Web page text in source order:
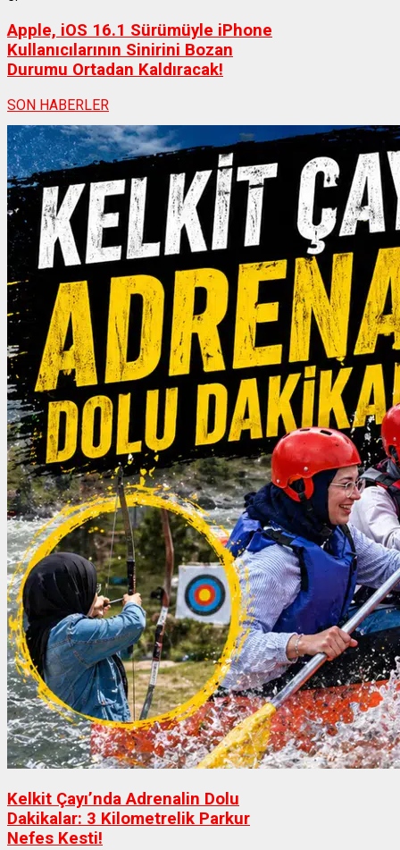
Apple, iOS 16.1 Sürümüyle iPhone
Kullanıcılarının Sinirini Bozan
Durumu Ortadan Kaldıracak!
SON HABERLER
Kelkit Çayı’nda Adrenalin Dolu
Dakikalar: 3 Kilometrelik Parkur
Nefes Kesti!